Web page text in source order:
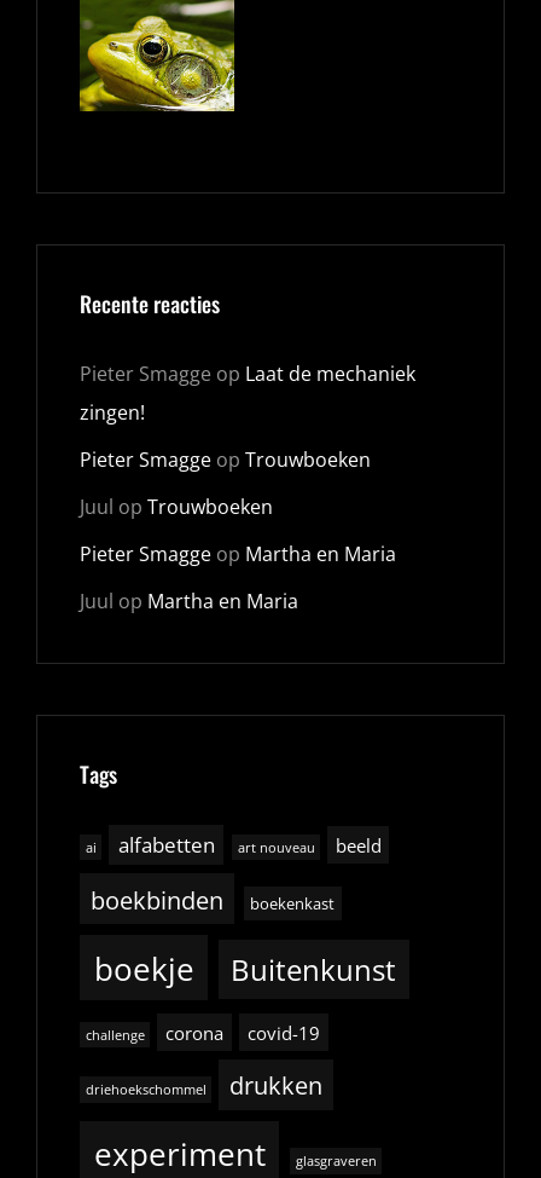
Recente reacties
Pieter Smagge op Laat de mechaniek
zingen!
Pieter Smagge op Trouwboeken
Juul op Trouwboeken
Pieter Smagge op Martha en Maria
Juul op Martha en Maria
Tags
ai alfabetten art nouveau beeld
boekbinden boekenkast
boekje Buitenkunst
challenge corona covid-19
driehoekschommel drukken
experiment glasgraveren